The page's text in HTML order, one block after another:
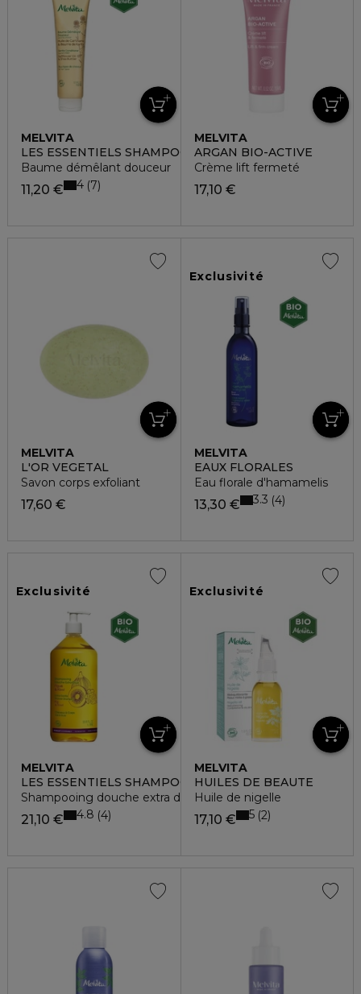
MELVITA
LES ESSENTIELS SHAMPOOING
Baume démêlant douceur
11,20 € 4 7
MELVITA
ARGAN BIO-ACTIVE
Crème lift fermeté
17,10 €
MELVITA
L'OR VEGETAL
Savon corps exfoliant
17,60 €
Exclusivité
MELVITA
EAUX FLORALES
Eau florale d'hamamelis
13,30 € 3.3 4
Exclusivité
MELVITA
LES ESSENTIELS SHAMPOOING
Shampooing douche extra doux
21,10 € 4.8 4
Exclusivité
MELVITA
HUILES DE BEAUTE
Huile de nigelle
17,10 € 5 2